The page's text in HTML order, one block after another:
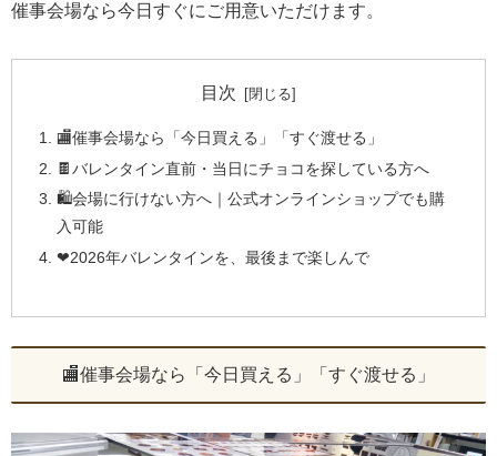
催事会場なら今日すぐにご用意いただけます。
目次
🏬催事会場なら「今日買える」「すぐ渡せる」
🍫バレンタイン直前・当日にチョコを探している方へ
🛍️会場に行けない方へ｜公式オンラインショップでも購
入可能
❤2026年バレンタインを、最後まで楽しんで
🏬催事会場なら「今日買える」「すぐ渡せる」